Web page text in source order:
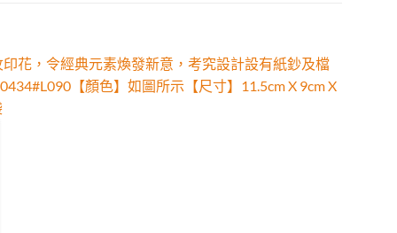
花，令經典元素煥發新意，考究設計設有紙鈔及檔
【顏色】如圖所示【尺寸】11.5cm X 9cm X